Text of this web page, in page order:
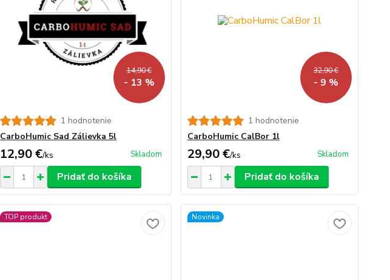
14,90 €
- 13 %
1 hodnotenie
CarboHumic Sad Zálievka 5l
12,90 €/ks Skladom
Pridať do košíka
32,90 €
- 9 %
1 hodnotenie
CarboHumic CalBor 1l
29,90 €/ks Skladom
Pridať do košíka
TOP produkt Novinka